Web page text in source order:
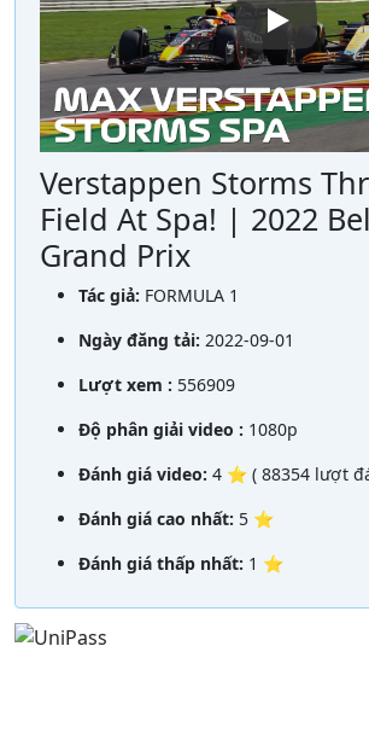
Verstappen Storms
Field At Spa! | 2022
Grand Prix
Tác giả: FORMULA 1
Ngày đăng tải: 2022-09-01
Lượt xem : 556909
Độ phân giải video : 1080p
Đánh giá video: 4 ⭐ ( 88354 lượt
Đánh giá cao nhất: 5 ⭐
Đánh giá thấp nhất: 1 ⭐